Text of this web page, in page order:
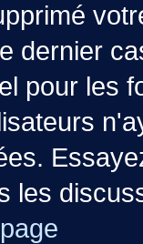
dernier
pour les
les